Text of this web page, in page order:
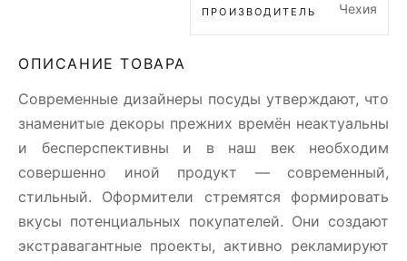
ПРОИЗВОДИТЕЛЬ Чехия
ОПИСАНИЕ ТОВАРА
Современные дизайнеры посуды утверждают, что
знаменитые декоры прежних времён неактуальны
и бесперспективны и в наш век необходим
совершенно иной продукт — современный,
стильный. Оформители стремятся формировать
вкусы потенциальных покупателей. Они создают
экстравагантные проекты, активно рекламируют